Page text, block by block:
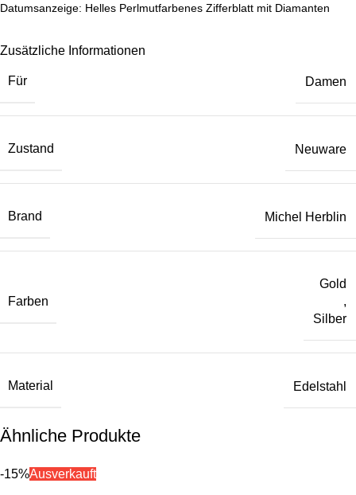
Datumsanzeige: Helles Perlmutfarbenes Zifferblatt mit Diamanten
Zusätzliche Informationen
Für Damen
Zustand Neuware
Brand Michel Herblin
Farben
Gold
,
Silber
Material Edelstahl
Ähnliche Produkte
-15%Ausverkauft